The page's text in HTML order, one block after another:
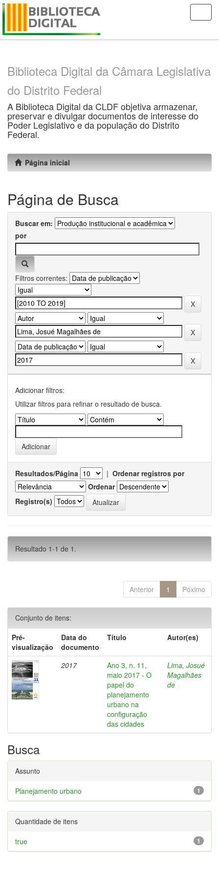
Skip
Biblioteca Digital da Câmara Legislativa
do Distrito Federal
A Biblioteca Digital da CLDF objetiva armazenar,
preservar e divulgar documentos de interesse do
Poder Legislativo e da população do Distrito
Federal.
Página inicial
Página de Busca
Buscar em:
por
Filtros correntes:
Adicionar filtros:
Utilizar filtros para refinar o resultado de busca.
Resultados/Página | Ordenar registros por
Ordenar
Registro(s)
Resultado 1-1 de 1.
Anterior 1 Póximo
Conjunto de itens:
Pré-
visualização
Data do
documento
Título Autor(es)
2017
Ano 3, n. 11,
maio 2017 - O
papel do
planejamento
urbano na
configuração
das cidades
Lima, Josué
Magalhães
de
Busca
Assunto
1
Planejamento urbano
Quantidade de itens
1
true